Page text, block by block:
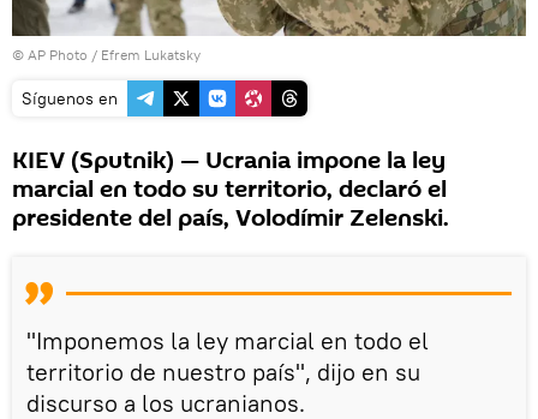
© AP Photo / Efrem Lukatsky
Síguenos en
KIEV (Sputnik) — Ucrania impone la ley
marcial en todo su territorio, declaró el
presidente del país, Volodímir Zelenski.
"Imponemos la ley marcial en todo el
territorio de nuestro país", dijo en su
discurso a los ucranianos.